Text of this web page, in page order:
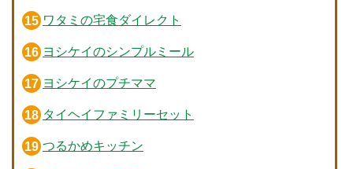
ワタミの宅食ダイレクト
ヨシケイのシンプルミール
ヨシケイのプチママ
タイヘイファミリーセット
つるかめキッチン